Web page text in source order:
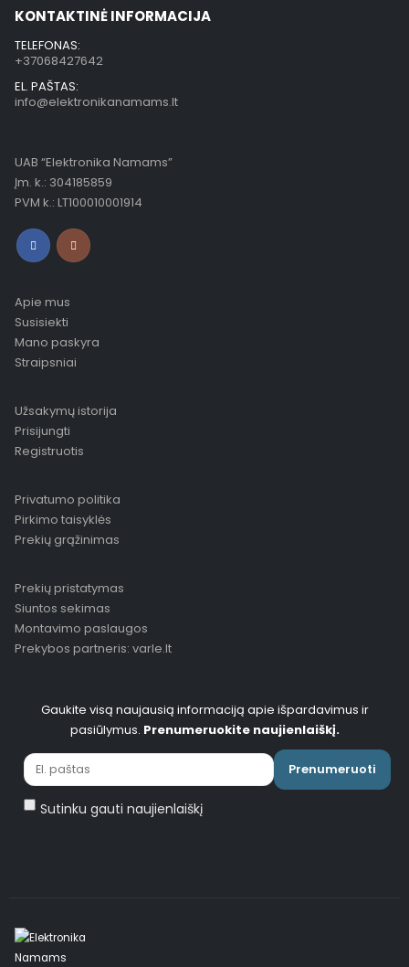
KONTAKTINĖ INFORMACIJA
TELEFONAS:
+37068427642
EL. PAŠTAS:
info@elektronikanamams.lt
UAB “Elektronika Namams”
Įm. k.: 304185859
PVM k.: LT100010001914
Apie mus
Susisiekti
Mano paskyra
Straipsniai
Užsakymų istorija
Prisijungti
Registruotis
Privatumo politika
Pirkimo taisyklės
Prekių grąžinimas
Prekių pristatymas
Siuntos sekimas
Montavimo paslaugos
Prekybos partneris: varle.lt
Gaukite visą naujausią informaciją apie išpardavimus ir
pasiūlymus. Prenumeruokite naujienlaiškį.
Prenumeruoti
Sutinku gauti naujienlaiškį